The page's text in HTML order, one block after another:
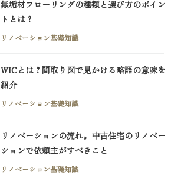
無垢材フローリングの種類と選び方のポイン
トとは？
リノベーション基礎知識
WICとは？間取り図で見かける略語の意味を
紹介
リノベーション基礎知識
リノベーションの流れ。中古住宅のリノベー
ションで依頼主がすべきこと
リノベーション基礎知識